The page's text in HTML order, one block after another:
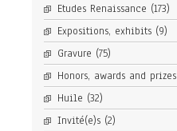
Etudes Renaissance (173)
Expositions, exhibits (9)
Gravure (75)
Honors, awards and prizes
Huile (32)
Invité(e)s (2)